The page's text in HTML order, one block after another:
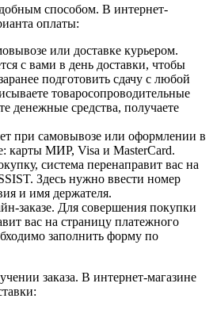
способом. В интернет-
оплаты:
или доставке курьером.
с вами в день доставки, чтобы
подготовить сдачу с любой
товаросопроводительные
денежные средства, получаете
при самовывозе или оформлении в
карты МИР, Visa и MasterCard.
система перенаправит вас на
Здесь нужно ввести номер
и имя держателя.
заказе. Для совершения покупки
вас на страницу платежного
заполнить форму по
заказа. В интернет-магазине